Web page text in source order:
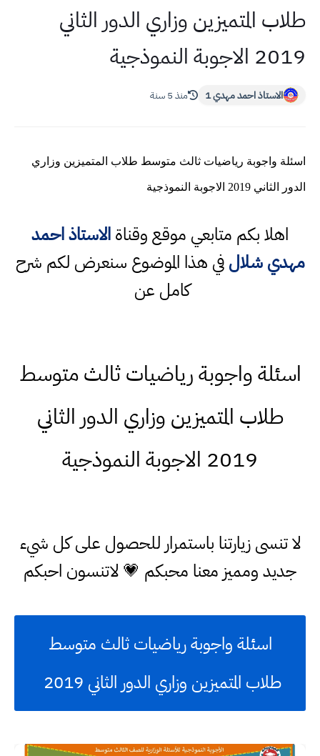
طلاب المتميزين وزاري الدور الثاني
2019 الاجوبة النموذجية
الاستاذ احمد مهدي 1 منذ 5 سنة
اسئلة واجوبة رياضيات ثالث متوسط طلاب المتميزين وزاري
الدور الثاني 2019 الاجوبة النموذجية
اهلا بكم متابعي موقع وقناةالاستاذ احمد
مهدي شلالفي هذا الموضوع سنعرض لكم شرح
كامل عن
اسئلة واجوبة رياضيات ثالث متوسط
طلاب المتميزين وزاري الدور الثاني
2019 الاجوبة النموذجية
لا تنسى زيارتنا باستمرار للحصول على كل شيء
جديد ومميز معنا محبكم 💗 لاتنسون احبكم
اسئلة واجوبة رياضيات ثالث متوسط
طلاب المتميزين وزاري الدور الثاني 2019